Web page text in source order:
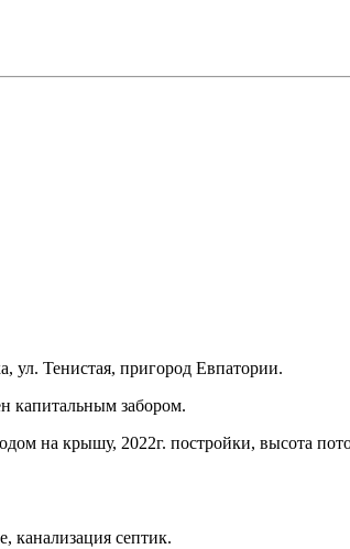
ул. Тенистая, пригород Евпатории.
капитальным забором.
на крышу, 2022г. постройки, высота
канализация септик.